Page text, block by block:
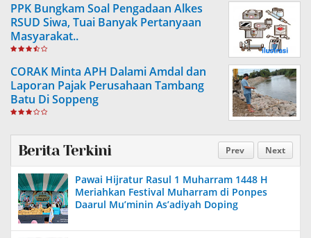
PPK Bungkam Soal Pengadaan Alkes
RSUD Siwa, Tuai Banyak Pertanyaan
Masyarakat..
CORAK Minta APH Dalami Amdal dan
Laporan Pajak Perusahaan Tambang
Batu Di Soppeng
Prev Next
Berita Terkini
Pawai Hijratur Rasul 1 Muharram 1448 H
Meriahkan Festival Muharram di Ponpes
Daarul Mu’minin As’adiyah Doping